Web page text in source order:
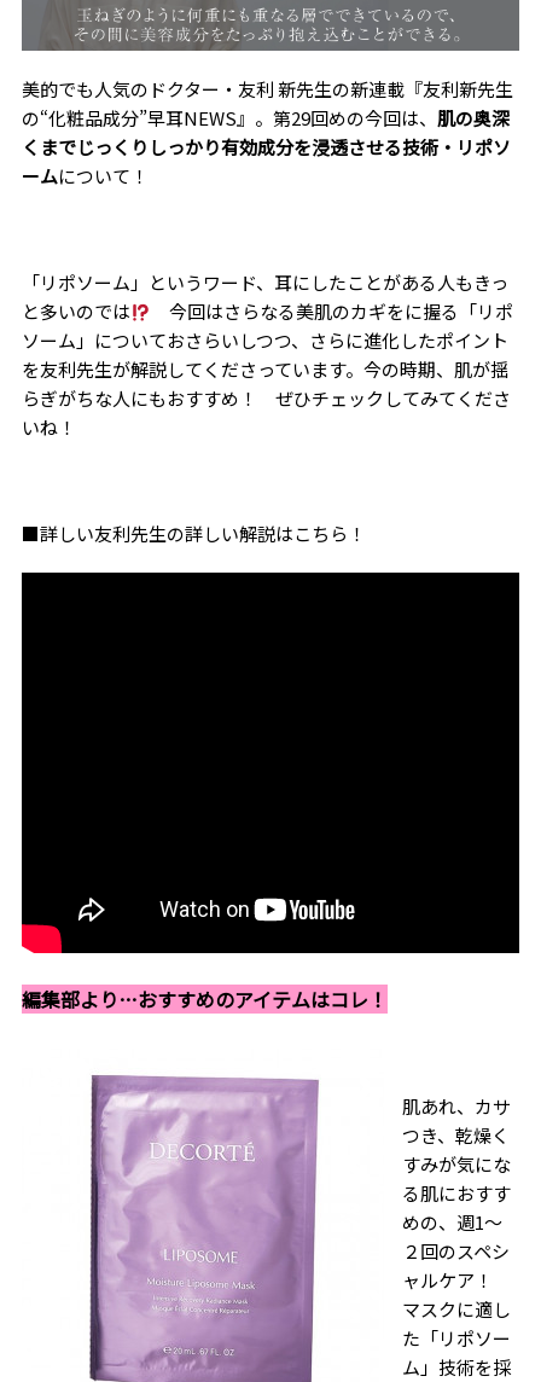
美的でも人気のドクター・友利 新先生の新連載『友利新先生
の“化粧品成分”早耳NEWS』。第29回めの今回は、 肌の奥深
くまでじっくりしっかり有効成分を浸透させる技術・リポソ
ームについて！
「リポソーム」というワード、耳にしたことがある人もきっ
と多いのでは
今回はさらなる美肌のカギをに握る「リポ
ソーム」についておさらいしつつ、さらに進化したポイント
を友利先生が解説してくださっています。今の時期、肌が揺
らぎがちな人にもおすすめ！ ぜひチェックしてみてくださ
いね！
■詳しい友利先生の詳しい解説はこちら！
編集部より…おすすめのアイテムはコレ！
肌あれ、カサ
つき、乾燥く
すみが気にな
る肌におすす
めの、週1～
２回のスペシ
ャルケア！
マスクに適し
た「リポソー
ム」技術を採